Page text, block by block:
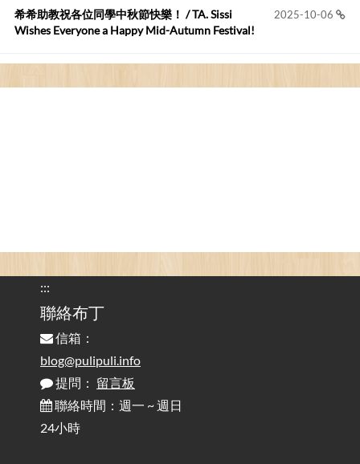
您好,首先肯定感謝您造福許多莘莘學子。有...
2025-10-06
希希助教祝各位同學中秋節快樂！ / TA. Sissi
Wishes Everyone a Happy Mid-Autumn Festival!
的問題 / Are You Tired of Looking at the Computer? Pay More
實作相容OpenAI API，但背後不是OpenAI的API服
務 / Implementing OpenAI API-Compatible Services, But Not
Powered by OpenAI
雜談：生活小技巧之用魔鬼氈避免機車鑰匙脫落吧
/ Talk: Use Velcro to Prevent Your Motorcycle Key From Falling
:::
聯絡布丁
信箱：
blog@pulipuli.info
提問： 留言板
聯絡時間：週一 ~ 週日
24小時